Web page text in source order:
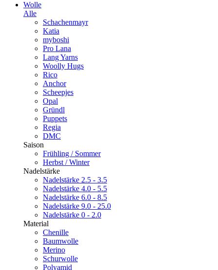
Wolle
Alle
Schachenmayr
Katia
myboshi
Pro Lana
Lang Yarns
Woolly Hugs
Rico
Anchor
Scheepjes
Opal
Gründl
Puppets
Regia
DMC
Saison
Frühling / Sommer
Herbst / Winter
Nadelstärke
Nadelstärke 2.5 - 3.5
Nadelstärke 4.0 - 5.5
Nadelstärke 6.0 - 8.5
Nadelstärke 9.0 - 25.0
Nadelstärke 0 - 2.0
Material
Chenille
Baumwolle
Merino
Schurwolle
Polyamid